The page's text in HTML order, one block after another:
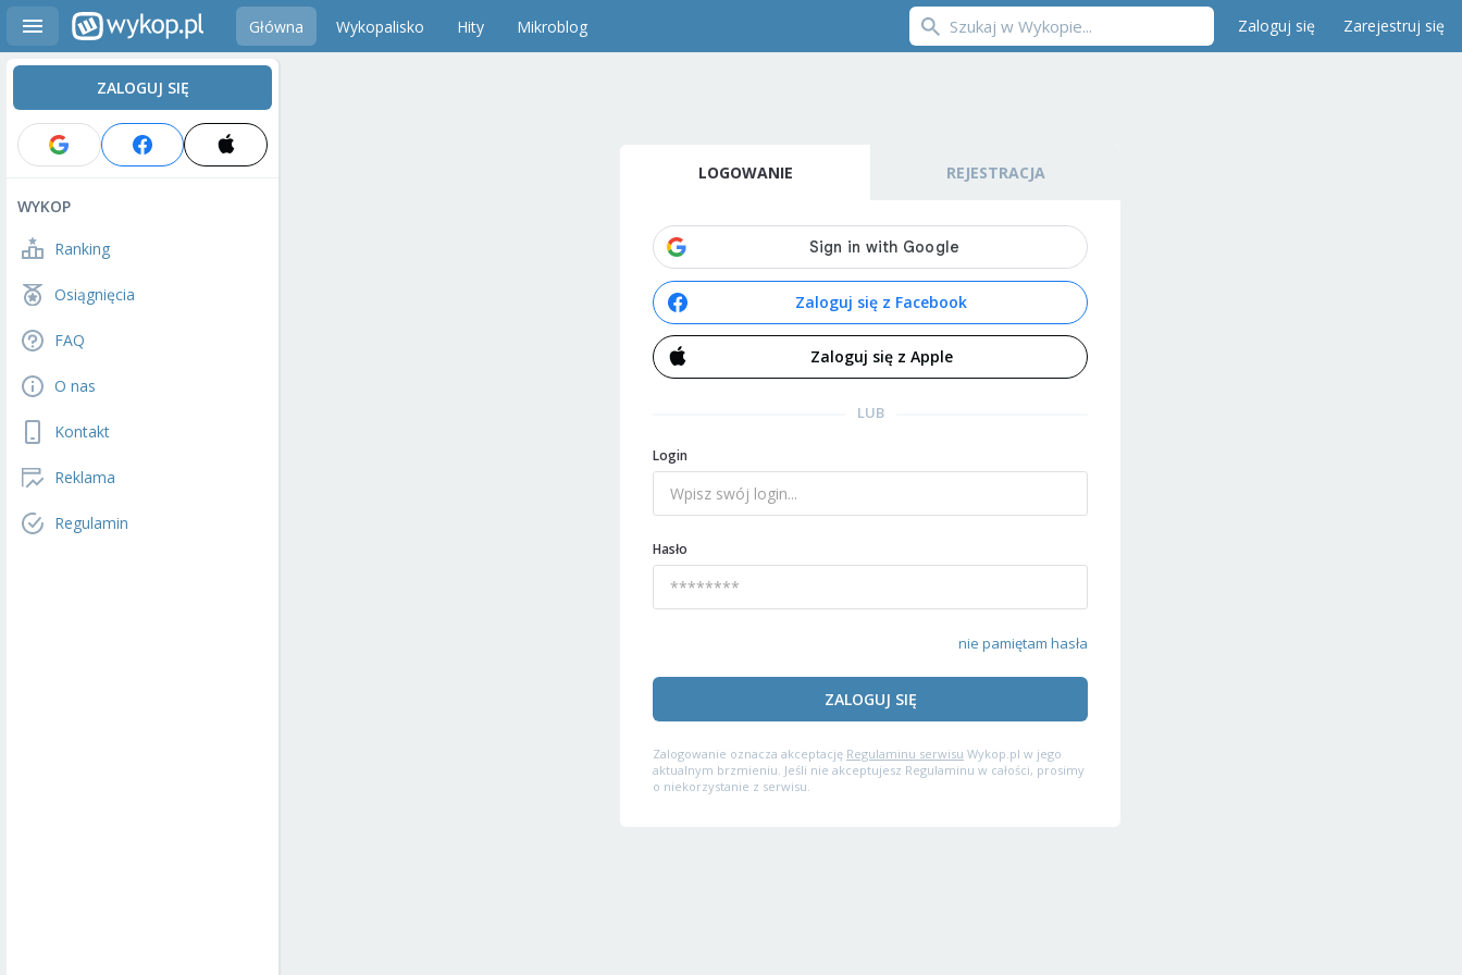
Główna Wykopalisko Hity Mikroblog Zaloguj się Zarejestruj się
ZALOGUJ SIĘ
WYKOP
Ranking
Osiągnięcia
FAQ
O nas
Kontakt
Reklama
Regulamin
LOGOWANIE REJESTRACJA
Zaloguj się z Facebook
Zaloguj się z Apple
LUB
Login
Hasło
nie pamiętam hasła
ZALOGUJ SIĘ
Zalogowanie oznacza akceptację Regulaminu serwisu Wykop.pl w jego
aktualnym brzmieniu. Jeśli nie akceptujesz Regulaminu w całości, prosimy
o niekorzystanie z serwisu.